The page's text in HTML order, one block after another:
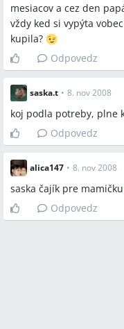
mesiacov a cez den
vždy ked si vypýta
kupila?
Odpovedz
saska.t • 8. nov 2008
koj podla potreby, plne
Odpovedz
alica147 • 8. nov 2008
saska čajík pre mamičku
Odpovedz